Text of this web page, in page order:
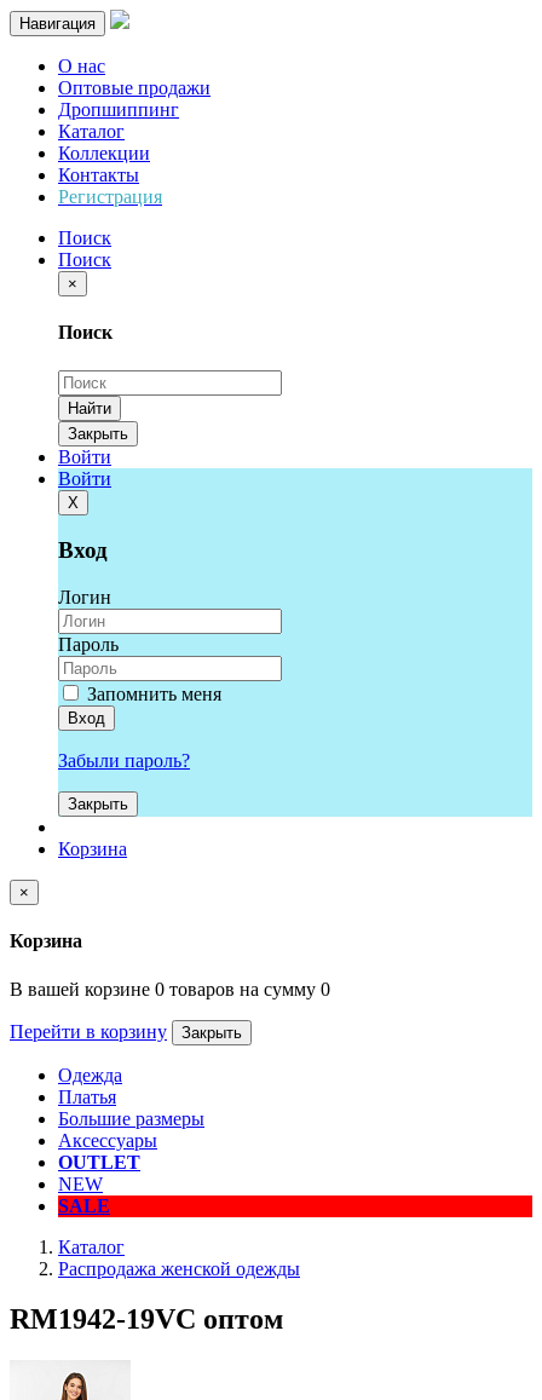
Навигация
О нас
Оптовые продажи
Дропшиппинг
Каталог
Коллекции
Контакты
Регистрация
Поиск
Поиск
×
Поиск
Найти
Закрыть
Войти
Войти
Х
Вход
Логин
Пароль
Запомнить меня
Вход
Забыли пароль?
Закрыть
Корзина
×
Корзина
В вашей корзине 0 товаров на сумму 0
Перейти в корзину Закрыть
Одежда
Платья
Большие размеры
Аксессуары
OUTLET
NEW
SALE
Каталог
Распродажа женской одежды
RM1942-19VC оптом